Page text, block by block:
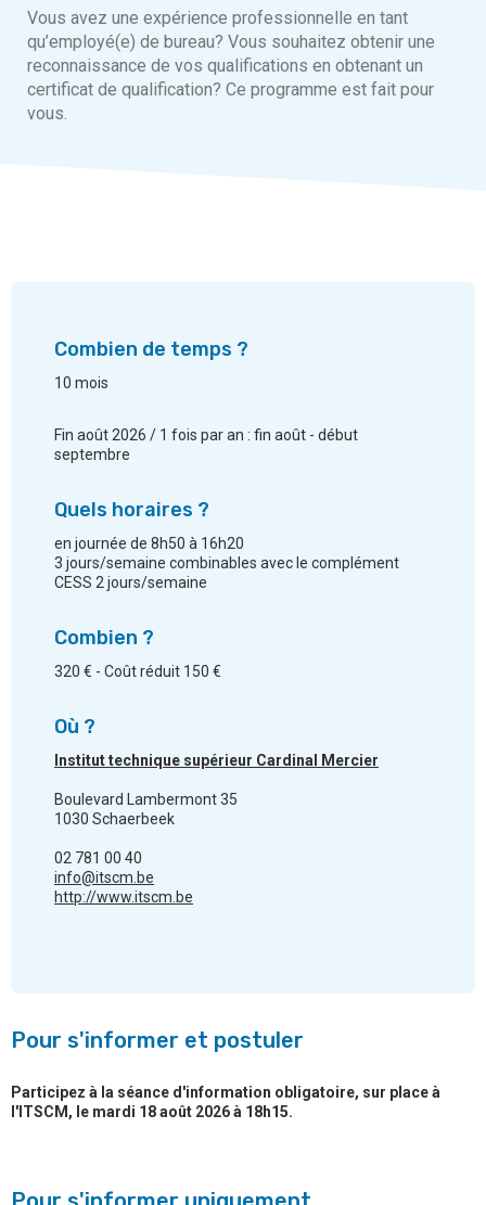
Vous avez une expérience professionnelle en tant
qu’employé(e) de bureau? Vous souhaitez obtenir une
reconnaissance de vos qualifications en obtenant un
certificat de qualification? Ce programme est fait pour
vous.
Combien de temps ?
10 mois
Fin août 2026 / 1 fois par an : fin août - début
septembre
Quels horaires ?
en journée de 8h50 à 16h20
3 jours/semaine combinables avec le complément
CESS 2 jours/semaine
Combien ?
320 € - Coût réduit 150 €
Où ?
Institut technique supérieur Cardinal Mercier
Boulevard Lambermont 35
1030 Schaerbeek
02 781 00 40
info@itscm.be
http://www.itscm.be
Pour s'informer et postuler
Participez à la séance d'information obligatoire, sur place à
l'ITSCM, le mardi 18 août 2026 à 18h15.